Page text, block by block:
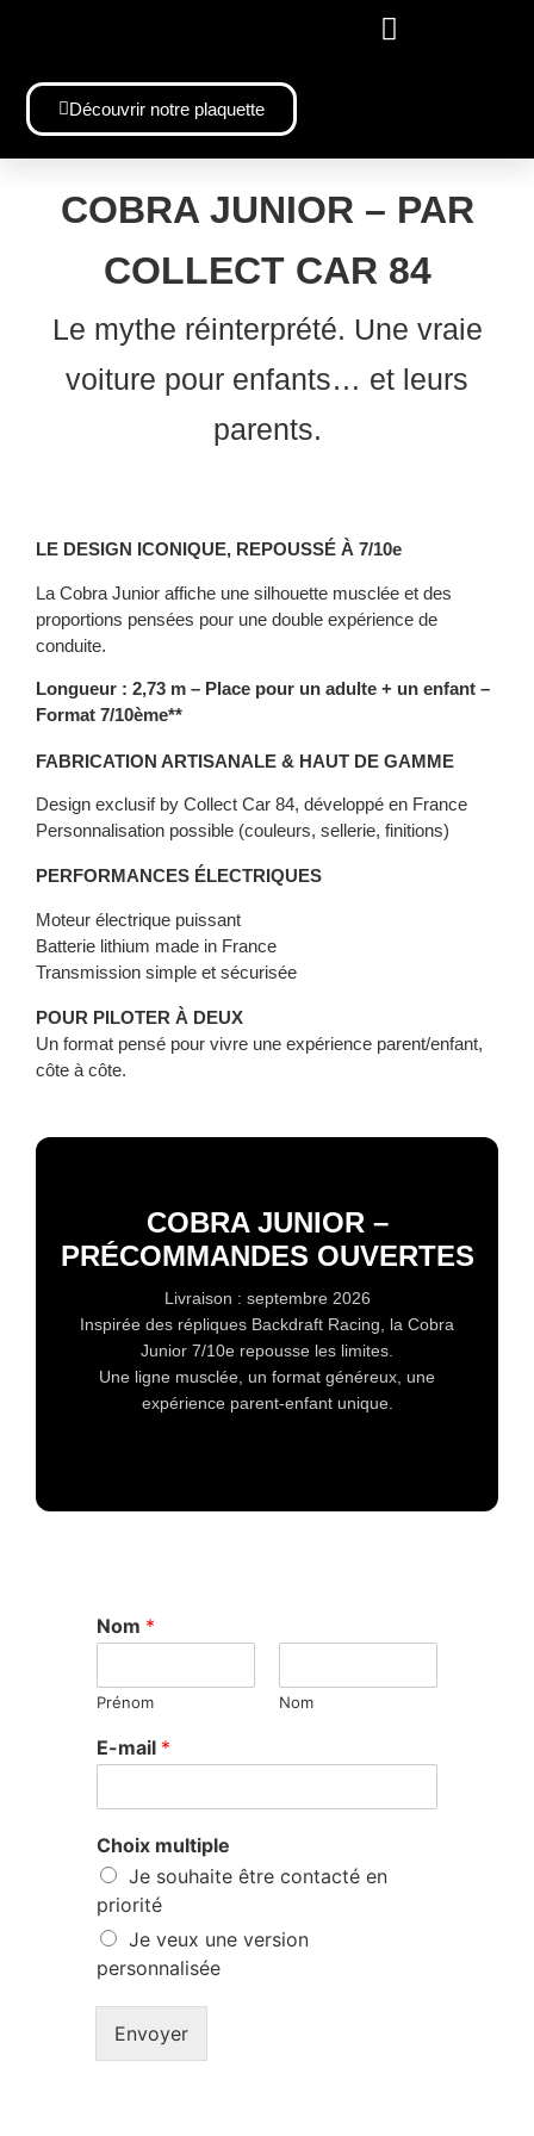
Découvrir notre plaquette
COBRA JUNIOR – PAR
COLLECT CAR 84
Le mythe réinterprété. Une vraie
voiture pour enfants… et leurs
parents.
LE DESIGN ICONIQUE, REPOUSSÉ À 7/10e
La Cobra Junior affiche une silhouette musclée et des
proportions pensées pour une double expérience de
conduite.
Longueur : 2,73 m – Place pour un adulte + un enfant –
Format 7/10ème**
FABRICATION ARTISANALE & HAUT DE GAMME
Design exclusif by Collect Car 84, développé en France
Personnalisation possible (couleurs, sellerie, finitions)
PERFORMANCES ÉLECTRIQUES
Moteur électrique puissant
Batterie lithium made in France
Transmission simple et sécurisée
POUR PILOTER À DEUX
Un format pensé pour vivre une expérience parent/enfant,
côte à côte.
COBRA JUNIOR –
PRÉCOMMANDES OUVERTES
Livraison : septembre 2026
Inspirée des répliques Backdraft Racing, la Cobra
Junior 7/10e repousse les limites.
Une ligne musclée, un format généreux, une
expérience parent-enfant unique.
Nom *
Prénom Nom
E-mail *
m
u
t
p
l
Choix multiple
Je souhaite être contacté en
priorité
Je veux une version
personnalisée
Envoyer